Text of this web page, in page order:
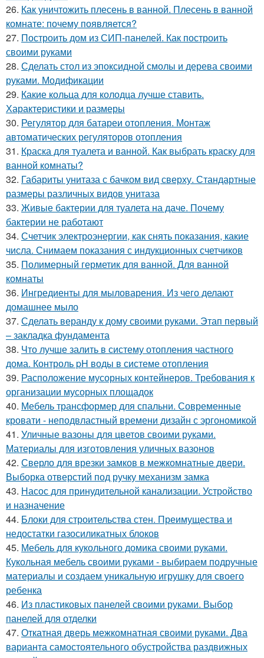
26. Как уничтожить плесень в ванной. Плесень в ванной
комнате: почему появляется?
27. Построить дом из СИП-панелей. Как построить
своими руками
28. Сделать стол из эпоксидной смолы и дерева своими
руками. Модификации
29. Какие кольца для колодца лучше ставить.
Характеристики и размеры
30. Регулятор для батареи отопления. Монтаж
автоматических регуляторов отопления
31. Краска для туалета и ванной. Как выбрать краску для
ванной комнаты?
32. Габариты унитаза с бачком вид сверху. Стандартные
размеры различных видов унитаза
33. Живые бактерии для туалета на даче. Почему
бактерии не работают
34. Счетчик электроэнергии, как снять показания, какие
числа. Снимаем показания с индукционных счетчиков
35. Полимерный герметик для ванной. Для ванной
комнаты
36. Ингредиенты для мыловарения. Из чего делают
домашнее мыло
37. Сделать веранду к дому своими руками. Этап первый
– закладка фундамента
38. Что лучше залить в систему отопления частного
дома. Контроль pH воды в системе отопления
39. Расположение мусорных контейнеров. Требования к
организации мусорных площадок
40. Мебель трансформер для спальни. Современные
кровати - неподвластный времени дизайн с эргономикой
41. Уличные вазоны для цветов своими руками.
Материалы для изготовления уличных вазонов
42. Сверло для врезки замков в межкомнатные двери.
Выборка отверстий под ручку механизм замка
43. Насос для принудительной канализации. Устройство
и назначение
44. Блоки для строительства стен. Преимущества и
недостатки газосиликатных блоков
45. Мебель для кукольного домика своими руками.
Кукольная мебель своими руками - выбираем подручные
материалы и создаем уникальную игрушку для своего
ребенка
46. Из пластиковых панелей своими руками. Выбор
панелей для отделки
47. Откатная дверь межкомнатная своими руками. Два
варианта самостоятельного обустройства раздвижных